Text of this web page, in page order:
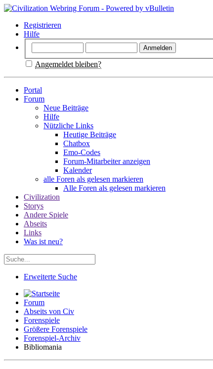
Registrieren
Hilfe
Angemeldet bleiben?
Portal
Forum
Neue Beiträge
Hilfe
Nützliche Links
Heutige Beiträge
Chatbox
Emo-Codes
Forum-Mitarbeiter anzeigen
Kalender
alle Foren als gelesen markieren
Alle Foren als gelesen markieren
Civilization
Storys
Andere Spiele
Abseits
Links
Was ist neu?
Erweiterte Suche
Forum
Abseits von Civ
Forenspiele
Größere Forenspiele
Forenspiel-Archiv
Bibliomania